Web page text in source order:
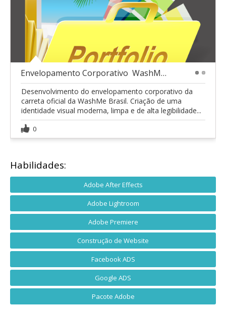
Envelopamento Corporativo  WashMe Bras
Desenvolvimento do envelopamento corporativo da
carreta oficial da WashMe Brasil. Criação de uma
identidade visual moderna, limpa e de alta legibilidade...
0
Habilidades:
Adobe After Effects
Adobe Lightroom
Adobe Premiere
Construção de Website
Facebook ADS
Google ADS
Pacote Adobe